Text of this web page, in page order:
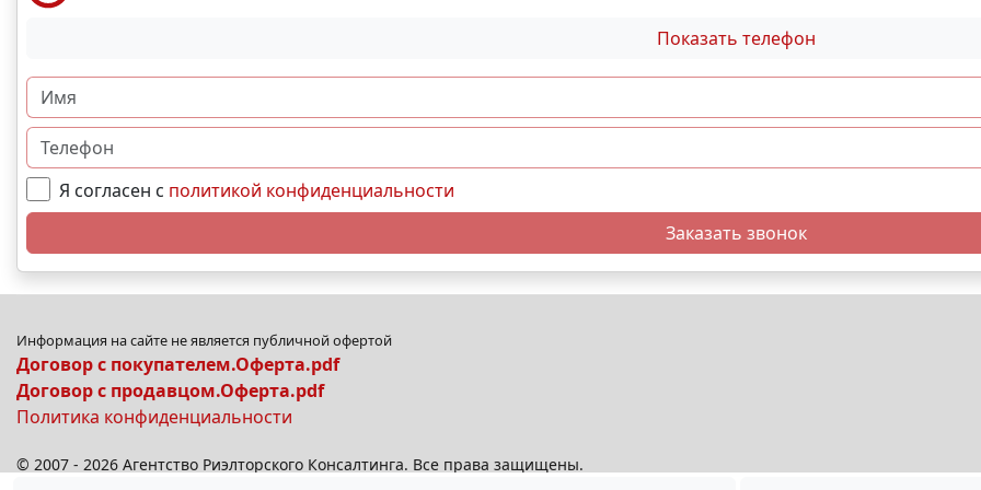
Показать телефон
Я согласен с политикой конфиденциальности
Заказать звонок
Информация на сайте не является публичной офертой
Договор с покупателем.Оферта.pdf
Договор с продавцом.Оферта.pdf
Политика конфиденциальности
© 2007 - 2026 Агентство Риэлторского Консалтинга. Все права защищены.